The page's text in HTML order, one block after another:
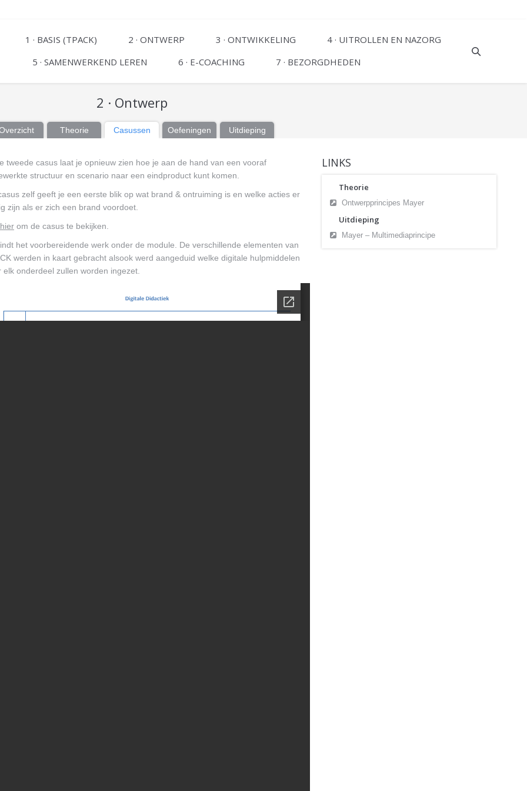
1 · BASIS (TPACK) 2 · ONTWERP 3 · ONTWIKKELING
4 · UITROLLEN EN NAZORG
5 · SAMENWERKEND LEREN
6 · E-COACHING 7 · BEZORGDHEDEN
2 · Ontwerp
Theorie Casussen Oefeningen Uitdieping
tweede casus laat je opnieuw zien hoe je aan de hand van een vooraf
structuur en scenario naar een eindproduct kunt komen.
zelf geeft je een eerste blik op wat brand & ontruiming is en welke acties er
zijn als er zich een brand voordoet.
om de casus te bekijken.
het voorbereidende werk onder de module. De verschillende elementen van
werden in kaart gebracht alsook werd aangeduid welke digitale hulpmiddelen
elk onderdeel zullen worden ingezet.
LINKS
Theorie
Ontwerpprincipes Mayer
Uitdieping
Mayer – Multimediaprincipe